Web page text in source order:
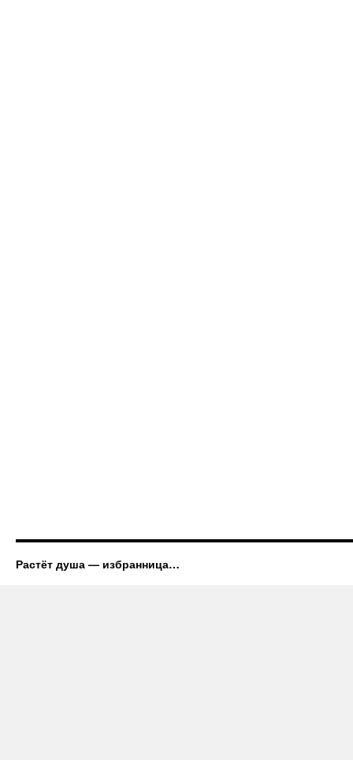
Растёт душа — избранница…